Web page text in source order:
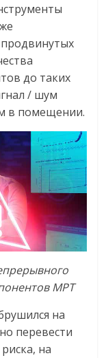
до таких
/ шум
в помещении.
МРТ
на
перевести
на